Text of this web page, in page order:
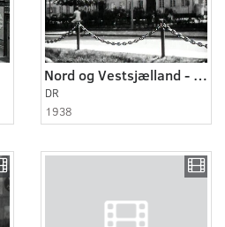
Nord og Vestsjælland - Frederiksværk 1938
DR
1938